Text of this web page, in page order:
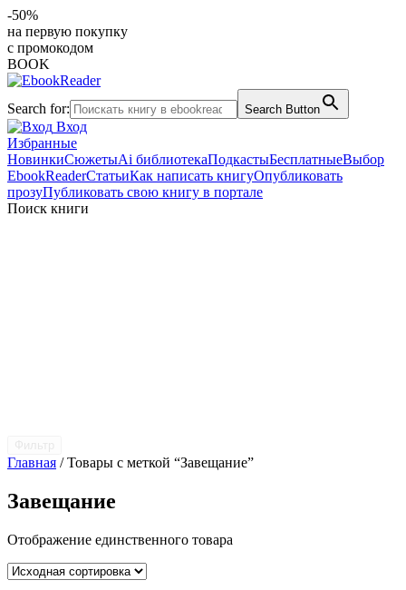
-50%
на первую покупку
с промокодом
BOOK
Search for: Search Button
Вход
Избранные
НовинкиСюжетыAi библиотекаПодкастыБесплатныеВыбор
EbookReaderСтатьиКак написать книгуОпубликовать
прозуПубликовать свою книгу в портале
Поиск книги
Главная / Товары с меткой “Завещание”
Завещание
Отображение единственного товара